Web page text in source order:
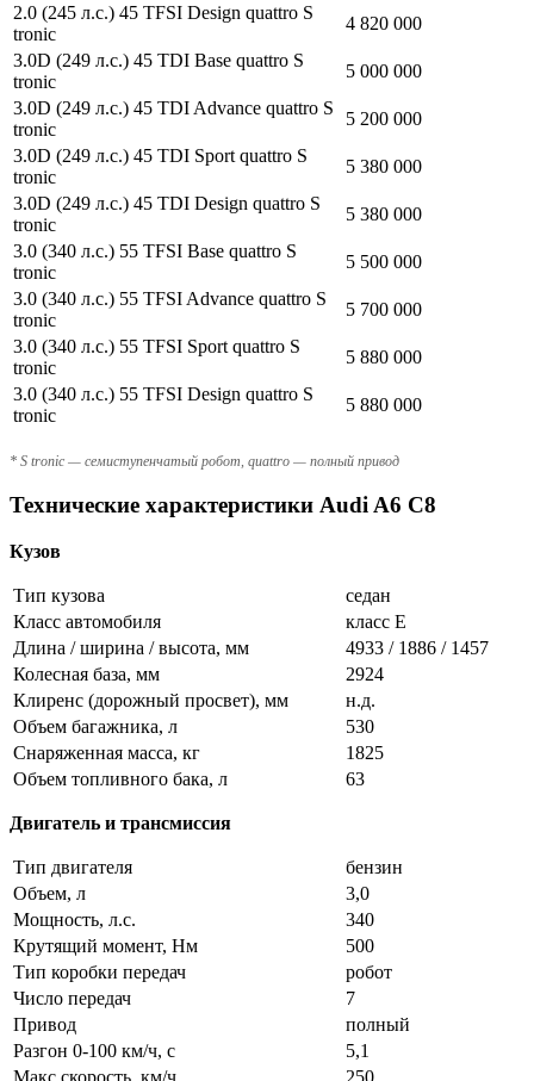
2.0 (245 л.с.) 45 TFSI Design quattro S
tronic
4 820 000
3.0D (249 л.с.) 45 TDI Base quattro S
tronic
5 000 000
3.0D (249 л.с.) 45 TDI Advance quattro S
tronic
5 200 000
3.0D (249 л.с.) 45 TDI Sport quattro S
tronic
5 380 000
3.0D (249 л.с.) 45 TDI Design quattro S
tronic
5 380 000
3.0 (340 л.с.) 55 TFSI Base quattro S
tronic
5 500 000
3.0 (340 л.с.) 55 TFSI Advance quattro S
tronic
5 700 000
3.0 (340 л.с.) 55 TFSI Sport quattro S
tronic
5 880 000
3.0 (340 л.с.) 55 TFSI Design quattro S
tronic
5 880 000
* S tronic — семиступенчатый робот, quattro — полный привод
Технические характеристики Audi A6 C8
Кузов
Тип кузова
седан
Класс автомобиля
класс E
Длина / ширина / высота, мм
4933 / 1886 / 1457
Колесная база, мм
2924
Клиренс (дорожный просвет), мм
н.д.
Объем багажника, л
530
Снаряженная масса, кг
1825
Объем топливного бака, л
63
Двигатель и трансмиссия
Тип двигателя
бензин
Объем, л
3,0
Мощность, л.с.
340
Крутящий момент, Нм
500
Тип коробки передач
робот
Число передач
7
Привод
полный
Разгон 0-100 км/ч, с
5,1
Макс скорость, км/ч
250